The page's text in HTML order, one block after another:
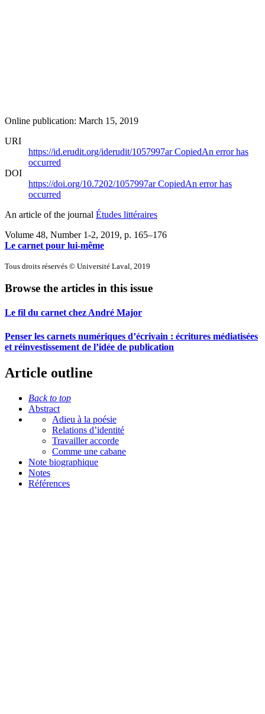
Online publication: March 15, 2019
URI
https://id.erudit.org/iderudit/1057997arCopiedAn error has
occurred
DOI
https://doi.org/10.7202/1057997arCopiedAn error has
occurred
An article of the journal Études littéraires
Volume 48, Number 1-2, 2019, p. 165–176
Le carnet pour lui-même
Tous droits réservés © Université Laval, 2019
Browse the articles in this issue
Le fil du carnet chez André Major
Penser les carnets numériques d’écrivain : écritures médiatisées
et réinvestissement de l’idée de publication
Article outline
Back to top
Abstract
Adieu à la poésie
Relations d’identité
Travailler accorde
Comme une cabane
Note biographique
Notes
Références